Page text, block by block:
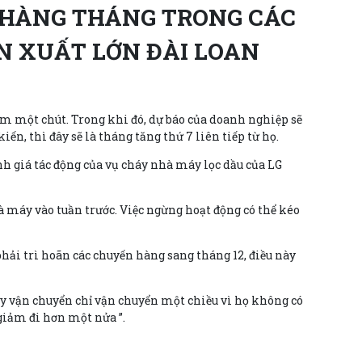
THÁNG TRONG CÁC
XUẤT LỚN ĐÀI LOAN
một chút. Trong khi đó, dự báo của doanh nghiệp sẽ
thì đây sẽ là tháng tăng thứ 7 liên tiếp từ họ.
giá tác động của vụ cháy nhà máy lọc dầu của LG
vào tuần trước. Việc ngừng hoạt động có thể kéo
trì hoãn các chuyến hàng sang tháng 12, điều này
chuyển chỉ vận chuyển một chiều vì họ không có
đi hơn một nửa ”.